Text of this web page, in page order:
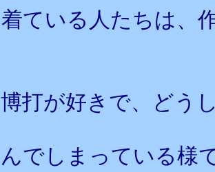
ている人たちは、
打が好きで、どう
でしまっている様